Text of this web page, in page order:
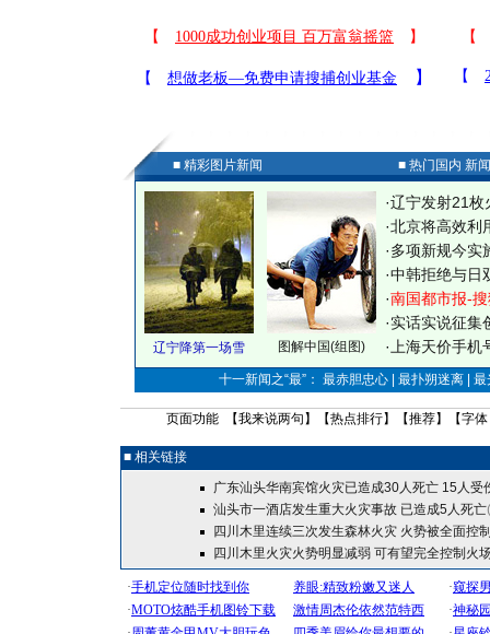
■ 精彩图片新闻 ■ 热门国内 新
辽宁降第一场雪 图解中国(组图)
·辽宁发射21枚
·北京将高效利
·多项新规今实
·中韩拒绝与日
·南国都市报-
·实话实说征集
· 上海天价手
十一新闻之“最”： 最赤胆忠心 | 最扑朔迷离 |
页面功能 【我来说两句 】【热点排行】【推荐】【字体
■ 相关链接
广东汕头华南宾馆火灾已造成30人死亡 15人受
汕头市一酒店发生重大火灾事故 已造成5人死亡
四川木里连续三次发生森林火灾 火势被全面控
四川木里火灾火势明显减弱 可有望完全控制火